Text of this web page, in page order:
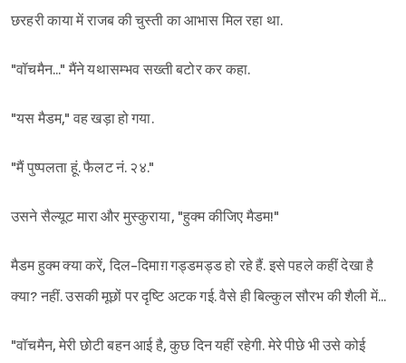
छरहरी काया में राजब की चुस्ती का आभास मिल रहा था.
"वॉचमैन..." मैंने यथासम्भव सख्ती बटोर कर कहा.
"यस मैडम," वह खड़ा हो गया.
"मैं पुष्पलता हूं. फैलट नं. २४."
उसने सैल्यूट मारा और मुस्कुराया, "हुक्म कीजिए मैडम!"
मैडम हुक्म क्या करें, दिल-दिमाग़ गड्डमड्ड हो रहे हैं. इसे पहले कहीं देखा है
क्या? नहीं. उसकी मूछों पर दृष्टि अटक गई. वैसे ही बिल्कुल सौरभ की शैली में...
"वॉचमैन, मेरी छोटी बहन आई है, कुछ दिन यहीं रहेगी. मेरे पीछे भी उसे कोई